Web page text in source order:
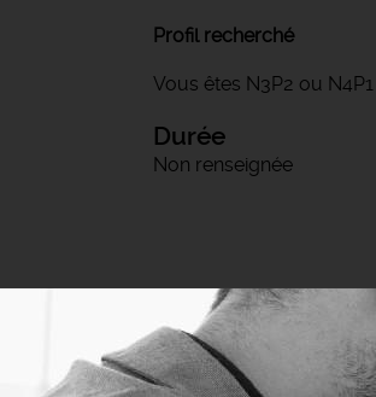
Profil recherché
Vous êtes N3P2 ou
Durée
Non renseignée